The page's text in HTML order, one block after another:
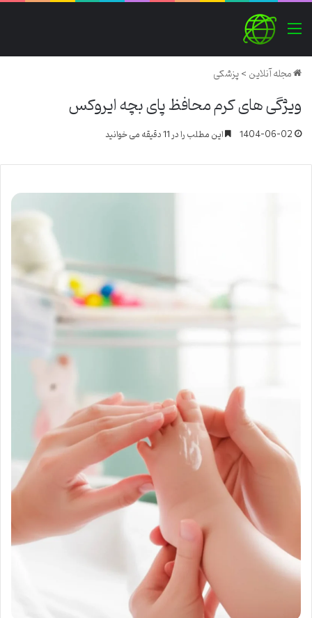
منو
مجله آنلاین>پزشکی
ویژگی های کرم محافظ پای بچه ایروکس
1404-06-02 این مطلب را در 11 دقیقه می خوانید